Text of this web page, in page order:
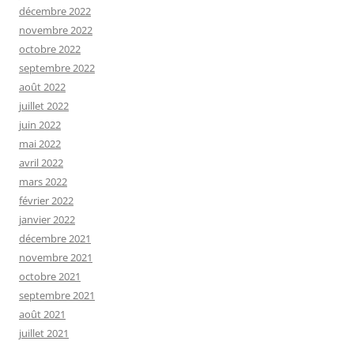
décembre 2022
novembre 2022
octobre 2022
septembre 2022
août 2022
juillet 2022
juin 2022
mai 2022
avril 2022
mars 2022
février 2022
janvier 2022
décembre 2021
novembre 2021
octobre 2021
septembre 2021
août 2021
juillet 2021